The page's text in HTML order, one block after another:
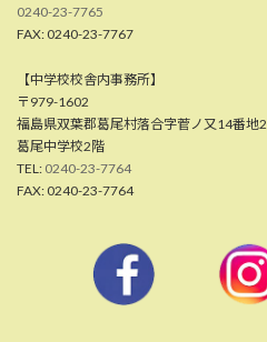
0240-23-7765
FAX: 0240-23-7767
【中学校校舎内事務所】
〒979-1602
福島県双葉郡葛尾村落合字菅ノ又14番地2
葛尾中学校2階
TEL: 0240-23-7764
FAX: 0240-23-7764